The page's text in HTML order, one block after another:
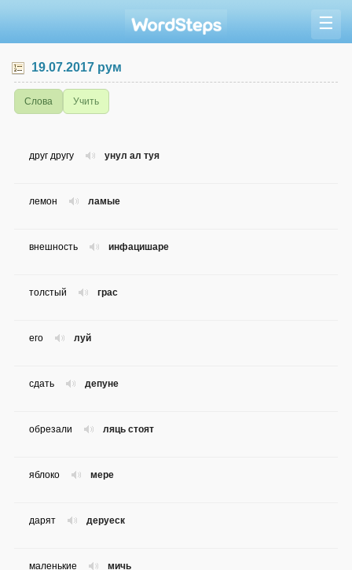
☰
19.07.2017 рум
Слова Учить
унул ал туя
друг другу
ламые
лемон
инфацишаре
внешность
грас
толстый
луй
его
депуне
сдать
ляць стоят
обрезали
мере
яблоко
деруеск
дарят
мичь
маленькие